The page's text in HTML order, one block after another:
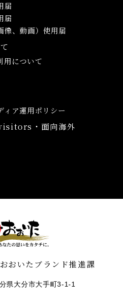
届
届
像、動画）使用届
用について
ィア運用ポリシー
・面向海外
おいたブランド推進課
県大分市大手町3-1-1